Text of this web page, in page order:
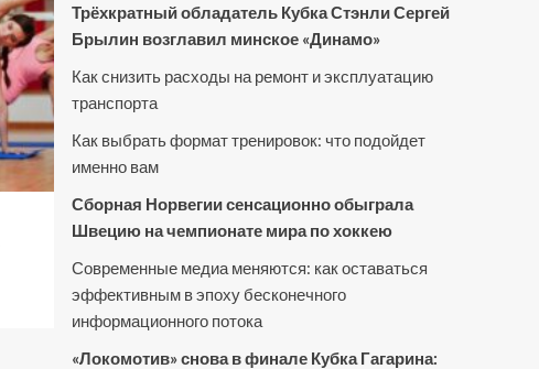
Трёхкратный обладатель Кубка Стэнли Сергей
Брылин возглавил минское «Динамо»
Как снизить расходы на ремонт и эксплуатацию
транспорта
Как выбрать формат тренировок: что подойдет
именно вам
Сборная Норвегии сенсационно обыграла
Швецию на чемпионате мира по хоккею
Современные медиа меняются: как оставаться
эффективным в эпоху бесконечного
информационного потока
«Локомотив» снова в финале Кубка Гагарина: